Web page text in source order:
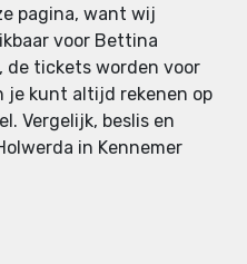
pagina, want wij
voor Bettina
de tickets worden voor
je kunt altijd rekenen op
Vergelijk, beslis en
in Kennemer